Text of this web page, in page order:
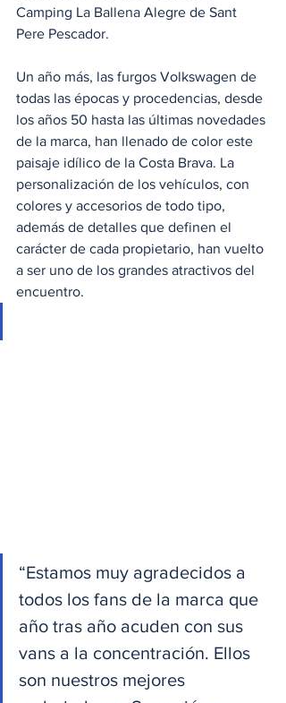
Camping La Ballena Alegre de Sant
Pere Pescador.
Un año más, las furgos Volkswagen de
todas las épocas y procedencias, desde
los años 50 hasta las últimas novedades
de la marca, han llenado de color este
paisaje idílico de la Costa Brava. La
personalización de los vehículos, con
colores y accesorios de todo tipo,
además de detalles que definen el
carácter de cada propietario, han vuelto
a ser uno de los grandes atractivos del
encuentro.
“Estamos muy agradecidos a
todos los fans de la marca que
año tras año acuden con sus
vans a la concentración. Ellos
son nuestros mejores